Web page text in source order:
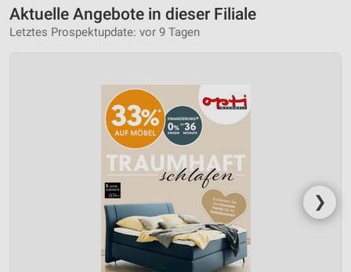
Aktuelle Angebote in dieser Filiale
Letztes Prospektupdate: vor 9 Tagen
❯